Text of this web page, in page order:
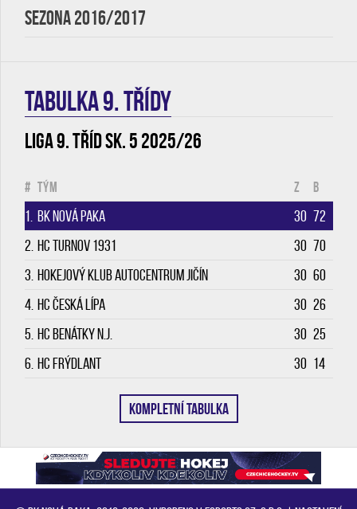
SEZONA 2016/2017
TABULKA 9. třídy
Liga 9. tříd sk. 5 2025/26
# Tým Z B
1. BK Nová Paka 30 72
2. HC Turnov 1931 30 70
3. Hokejový klub Autocentrum Jičín 30 60
4. HC Česká Lípa 30 26
5. HC Benátky n.J. 30 25
6. HC Frýdlant 30 14
KOMPLETNÍ TABULKA